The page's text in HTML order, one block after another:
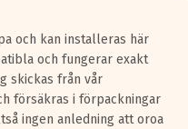
och kan installeras här
och fungerar exakt
skickas från vår
försäkras i förpackningar
ingen anledning att oroa